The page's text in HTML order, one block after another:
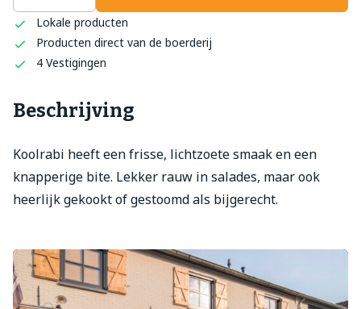
Lokale producten
Producten direct van de boerderij
4 Vestigingen
Beschrijving
Koolrabi heeft een frisse, lichtzoete smaak en een
knapperige bite. Lekker rauw in salades, maar ook
heerlijk gekookt of gestoomd als bijgerecht.